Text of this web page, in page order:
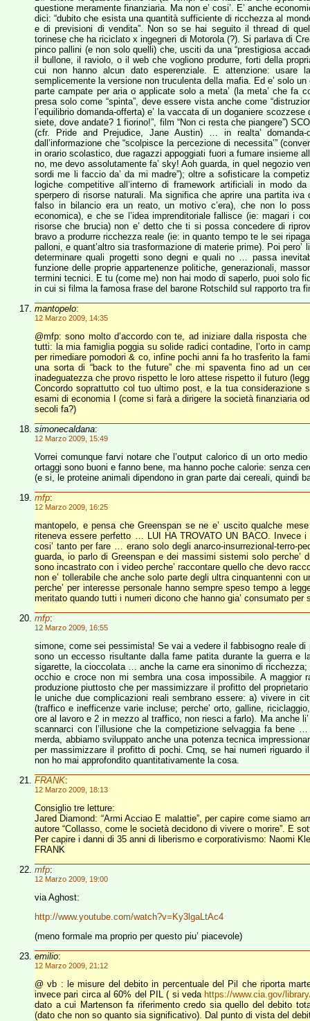
questione meramente finanziaria. Ma non e’ cosi’. E’ anche
dici: “dubito che esista una quantità sufficiente di ricchezza al
e di previsioni di vendita”. Non so se hai seguito il thread di
torinese che ha riciclato x ingegneri di Motorola (?). Si parlava di
pinco pallini (e non solo quelli) che, usciti da una “prestigiosa
il bullone, il raviolo, o il web che vogliono produrre, forti della
cui non hanno alcun dato esperenziale. E attenzione: usare
semplicemente la versione non truculenta della mafia. Ed e’ solo
parte campate per aria o applicate solo a meta’ (la meta’ che fa
presa solo come “spinta”, deve essere vista anche come
l’equilibrio domanda-offerta) e’ la vaccata di un doganiere
siete, dove andate? 1 fiorino!”, film “Non ci resta che piangere”)
(cfr. Pride and Prejudice, Jane Austin) … in realta’
dall’informazione che “scolpisce la percezione di necessita’”
in orario scolastico, due ragazzi appoggiati fuori a fumare insieme
no, me devo assolutamente fa’ sky! Aoh guarda, in quel negozio
sordi me li faccio da’ da mi madre”); oltre a sofisticare la
logiche competitive all’interno di framework artificiali in modo
sperpero di risorse naturali. Ma significa che aprire una partita
falso in bilancio era un reato, un motivo c’era), che non lo
economica), e che se l’idea imprenditoriale fallisce (ie: magari i
risorse che brucia) non e’ detto che ti si possa concedere di
bravo a produrre ricchezza reale (ie: in quanto tempo te le sei
palloni, e quant’altro sia trasformazione di materie prime). Poi
determinare quali progetti sono degni e quali no … passa
funzione delle proprie appartenenze politiche, generazionali,
termini tecnici. E tu (come me) non hai modo di saperlo, puoi solo
in cui si filma la famosa frase del barone Rotschild sul rapporto tra
mantopelo:
12 Marzo 2009, 14:35
@mfp: sono molto d’accordo con te, ad iniziare dalla risposta
tutti: la mia famiglia poggia su solide radici contadine, l’orto in
per rimediare pomodori & co, infine pochi anni fa ho trasferito la
una sorta di “back to the future” che mi spaventa fino ad un
inadeguatezza che provo rispetto le loro attese rispetto il futuro
Concordo soprattutto col tuo ultimo post, e la tua considerazione
esami di economia I (come si farà a dirigere la società finanziaria
secoli fa?)
simonecaldana:
12 Marzo 2009, 15:49
Vorrei comunque farvi notare che l’output calorico di un orto
ortaggi sono buoni e fanno bene, ma hanno poche calorie: senza
(e si, le proteine animali dipendono in gran parte dai cereali, quindi
mfp:
12 Marzo 2009, 16:25
mantopelo, e pensa che Greenspan se ne e’ uscito qualche
riteneva essere perfetto … LUI HA TROVATO UN BACO. Invece
cosi’ tanto per fare … erano solo degli anarco-insurrezional-terro-
guarda, io parlo di Greenspan e dei massimi sistemi solo
sono incastrato con i video perche’ raccontare quello che devo
non e’ tollerabile che anche solo parte degli ultra cinquantenni con
perche’ per interesse personale hanno sempre speso tempo a
meritato quando tutti i numeri dicono che hanno gia’ consumato per
mfp:
12 Marzo 2009, 16:55
simone, come sei pessimista! Se vai a vedere il fabbisogno reale
sono un eccesso risultante dalla fame patita durante la guerra e
sigarette, la cioccolata … anche la carne era sinonimo di ricchezza;
occhio e croce non mi sembra una cosa impossibile. A maggior
produzione piuttosto che per massimizzare il profitto del
le uniche due complicazioni reali sembrano essere: a) vivere in
(traffico e inefficenze varie incluse; perche’ orto, galline,
ore al lavoro e 2 in mezzo al traffico, non riesci a farlo). Ma anche
scannarci con l’illusione che la competizione selvaggia fa bene
merda, abbiamo sviluppato anche una potenza tecnica
per massimizzare il profitto di pochi. Cmq, se hai numeri riguardo
non ho mai approfondito quantitativamente la cosa.
FRANK:
12 Marzo 2009, 18:13
Consiglio tre letture:
Jared Diamond: “Armi Acciao E malattie”, per capire come siamo
autore “Collasso, come le società decidono di vivere o morire”. E
Per capire i danni di 35 anni di liberismo e corporativismo: Naomi
FRANK
mfp:
12 Marzo 2009, 19:00
via Aghost:
http://www.youtube.com/watch?v=Ky3lgaLtAc4
(meno formale ma proprio per questo piu’ piacevole)
emilio:
12 Marzo 2009, 21:12
@ vb : le misure del debito in percentuale del Pil che riporta
invece pari circa al 60% del PIL ( si veda https://www.cia.gov/
dato a cui Martenson fa riferimento credo sia quello del debito
(dato che non so quanto sia significativo). Dal punto di vista del